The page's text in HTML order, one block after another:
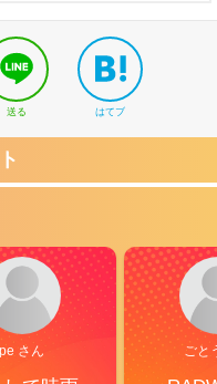
送る はてブ
pe さん ごと